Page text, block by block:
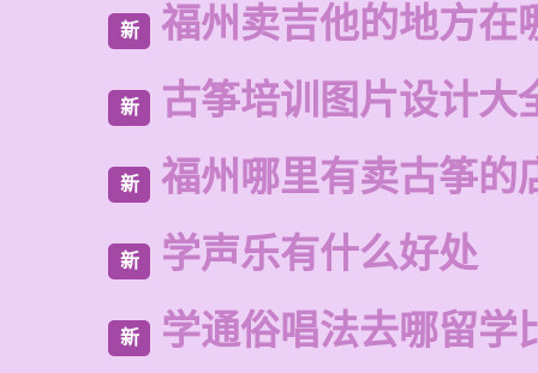
新 福州卖吉他的地方在
新 古筝培训图片设计大
新 福州哪里有卖古筝的
新 学声乐有什么好处
新 学通俗唱法去哪留学